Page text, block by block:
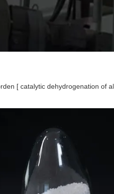
[ catalytic dehydrogenation of